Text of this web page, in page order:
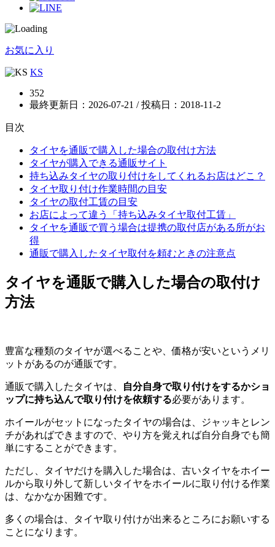
お気に入り
KS
352
最終更新日：2026-07-21 / 投稿日： 2018-11-2
目次
タイヤを通販で購入した場合の取付け方法
タイヤが購入できる通販サイト
持ち込みタイヤの取り付けをしてくれるお店はどこ？
タイヤ取り付け作業時間の目安
タイヤの取付工賃の目安
お店によって違う「持ち込みタイヤ取付工賃」
タイヤを通販で買う場合は提携の取付店がある所がお
得
通販で購入したタイヤ取付を頼むときの注意点
タイヤを通販で購入した場合の取付け
方法
豊富な種類のタイヤが選べることや、価格が安いというメリ
ットがあるのが通販です。
通販で購入したタイヤは、
自分自身で取り付けをするかショ
ップに持ち込んで取り付けを依頼する必要があります。
ホイールがセットになったタイヤの場合は、ジャッキとレン
チがあればできますので、やり方を覚えれば自分自身でも簡
単にすることができます。
ただし、タイヤだけを購入した場合は、古いタイヤをホイー
ルから取り外して新しいタイヤをホイールに取り付ける作業
は、なかなか困難です。
多くの場合は、タイヤ取り付けが出来るところにお願いする
ことになります。